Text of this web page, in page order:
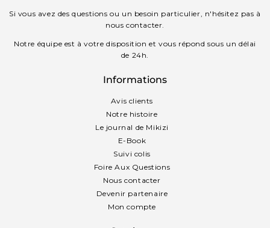
Si vous avez des questions ou un besoin particulier, n'hésitez pas à
nous contacter.
Notre équipe est à votre disposition et vous répond sous un délai
de 24h.
Informations
Avis clients
Notre histoire
Le journal de Mikizi
E-Book
Suivi colis
Foire Aux Questions
Nous contacter
Devenir partenaire
Mon compte